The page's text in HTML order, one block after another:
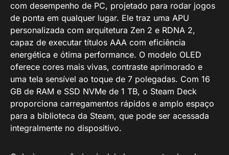
com desempenho de PC, projetado para rodar jogos
de ponta em qualquer lugar. Ele traz uma APU
personalizada com arquitetura Zen 2 e RDNA 2,
capaz de executar títulos AAA com eficiência
energética e ótima performance. O modelo OLED
oferece cores mais vivas, contraste aprimorado e
uma tela sensível ao toque de 7 polegadas. Com 16
GB de RAM e SSD NVMe de 1 TB, o Steam Deck
proporciona carregamentos rápidos e amplo espaço
para a biblioteca da Steam, que pode ser acessada
integralmente no dispositivo.